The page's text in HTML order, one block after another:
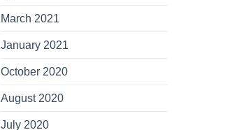
March 2021
January 2021
October 2020
August 2020
July 2020